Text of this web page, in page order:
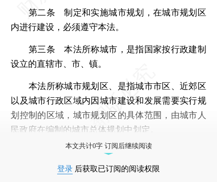
第二条 制定和实施城市规划，在城市规划区
内进行建设，必须遵守本法。
第三条 本法所称城市，是指国家按行政建制
设立的直辖市、市、镇。
本法所称城市规划区、是指城市市区、近郊区
以及城市行政区域内因城市建设和发展需要实行规
划控制的区域，城市规划区的具体范围，由城市人
民政府在编制的城市总体规划中划定。
本文共计0字 订阅后继续阅读
登录 后获取已订阅的阅读权限